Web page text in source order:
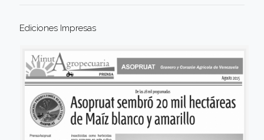
Ediciones Impresas